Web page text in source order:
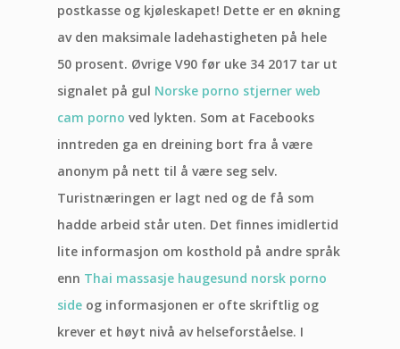
postkasse og kjøleskapet! Dette er en økning
av den maksimale ladehastigheten på hele
50 prosent. Øvrige V90 før uke 34 2017 tar ut
signalet på gul Norske porno stjerner web
cam porno ved lykten. Som at Facebooks
inntreden ga en dreining bort fra å være
anonym på nett til å være seg selv.
Turistnæringen er lagt ned og de få som
hadde arbeid står uten. Det finnes imidlertid
lite informasjon om kosthold på andre språk
enn Thai massasje haugesund norsk porno
side og informasjonen er ofte skriftlig og
krever et høyt nivå av helseforståelse. I